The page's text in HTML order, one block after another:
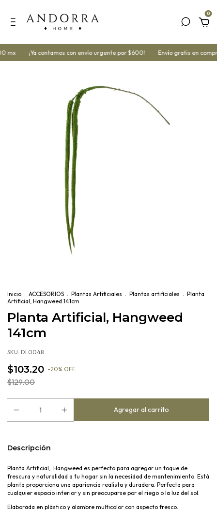
0
mx ¡Ya contamos con envío urgente por $600! Envío gratis en
Inicio . ACCESORIOS . Plantas Artificiales . Plantas artificiales . Planta
Artificial, Hangweed 141cm
Planta Artificial, Hangweed
141cm
SKU: DL0048
$103.20 -20% OFF
$129.00
Descripción
Planta Artificial, Hangweed es perfecto para agregar un toque de
frescura y naturalidad a tu hogar sin la necesidad de mantenimiento. Está
planta proporciona una apariencia realista y duradera. Perfecta para
cualquier espacio interior y sin preocuparse por el riego o la luz del sol.
Elaborada en plástico y alambre multicolor con aspecto fresco.